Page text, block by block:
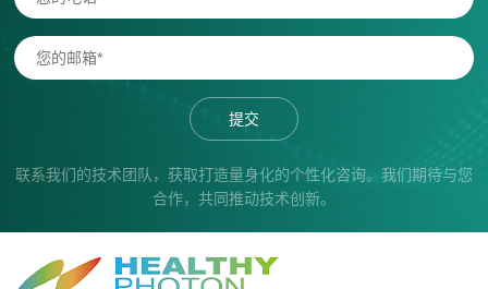
提交
联系我们的技术团队，获取打造量身化的个性化咨询。我们期待与您
合作，共同推动技术创新。